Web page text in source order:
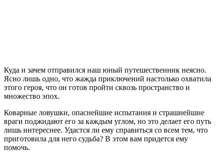
Куда и зачем отправился наш юный путешественник неясно.
Ясно лишь одно, что жажда приключений настолько охватила
этого героя, что он готов пройти сквозь пространство и
множество эпох.
Коварные ловушки, опаснейшие испытания и страшнейшие
враги поджидают его за каждым углом, но это делает его путь
лишь интереснее. Удастся ли ему справиться со всем тем, что
приготовила для него судьба? В этом вам придется ему
помочь.